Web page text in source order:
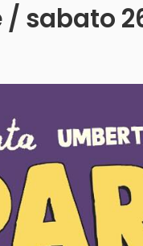
sabato